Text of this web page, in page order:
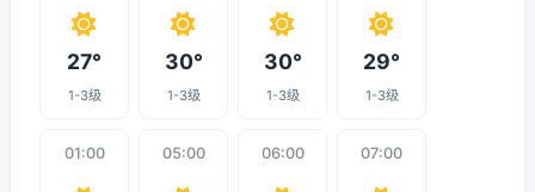
27°
1-3级
30°
1-3级
30°
1-3级
29°
1-3级
01:00 05:00 06:00 07:00